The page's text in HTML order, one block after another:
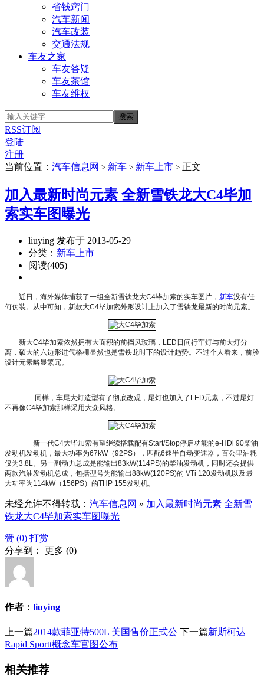
省钱窍门
汽车新闻
汽车改装
交通法规
车友之家
车友答疑
车友茶馆
车友维权
RSS订阅
登陆
注册
当前位置： 汽车信息网 > 新车 > 新车上市 > 正文
加入最新时尚元素 全新雪铁龙大C4毕加
索实车图曝光
liuying 发布于 2013-05-29
分类： 新车上市
阅读(405)
近日，海外媒体捕获了一组全新雪铁龙大C4毕加索的实车图片， 新车没有任
何伪装。从中可知，新款大C4毕加索外形设计上加入了雪铁龙最新的时尚元素。
新大C4毕加索依然拥有大面积的前挡风玻璃，LED日间行车灯与前大灯分
离，硕大的六边形进气格栅显然也是雪铁龙时下的设计趋势。不过个人看来，前脸
设计元素略显繁冗。
同样，车尾大灯造型有了彻底改观，尾灯也加入了LED元素，不过尾灯
不再像C4毕加索那样采用大众风格。
新一代C4大毕加索有望继续搭载配有Start/Stop停启功能的e-HDi 90柴油
发动机发动机，最大功率为67kW（92PS），匹配6速半自动变速器，百公里油耗
仅为3.8L。另一副动力总成是能输出83kW(114PS)的柴油发动机，同时还会提供
两款汽油发动机总成，包括型号为能输出88kW(120PS)的 VTi 120发动机以及最
大功率为114kW（156PS）的THP 155发动机。
未经允许不得转载： 汽车信息网 » 加入最新时尚元素 全新雪
铁龙大C4毕加索实车图曝光
赞 (0) 打赏
分享到： 更多 (0)
作者： liuying
上一篇2014款菲亚特500L 美国售价正式公 下一篇新斯柯达
Rapid Sportt概念车官图公布
相关推荐